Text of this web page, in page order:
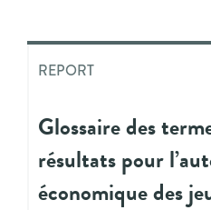
REPORT
Glossaire des
résultats pour
économique des